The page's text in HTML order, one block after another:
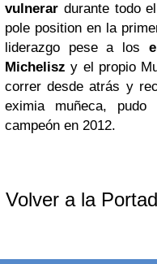
vulnerar durante todo
pole position en la
liderazgo pese a los
Michelisz y el propio
correr desde atrás y
eximia muñeca, pudo
campeón en 2012.
Volver a la